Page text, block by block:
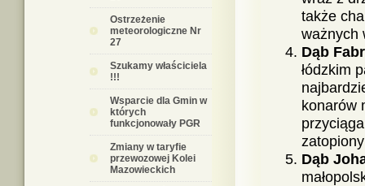
Ostrzeżenie
meteorologiczne Nr
27
Szukamy właściciela
!!!
Wsparcie dla Gmin w
których
funkcjonowały PGR
Zmiany w taryfie
przewozowej Kolei
Mazowieckich
także
ważnych
Dąb
łódzkim
konarów
Dąb